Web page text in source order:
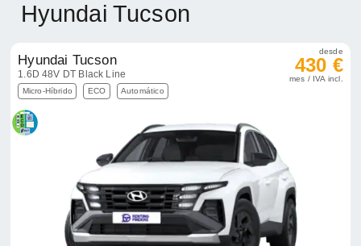
Hyundai Tucson
Hyundai Tucson
1.6D 48V DT Black Line
Micro-Híbrido ECO Automático
desde
430 €
mes / IVA incl.